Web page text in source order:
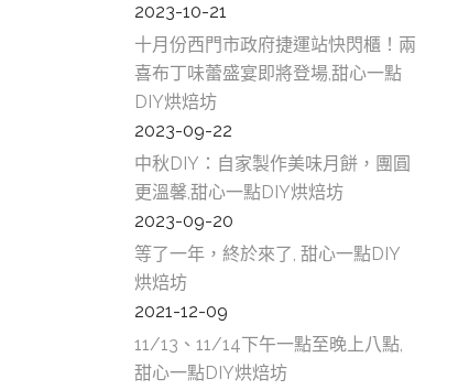
2023-10-21
十月份西門市政府捷運站快閃櫃！兩
喜布丁味蕾盛宴即將登場,甜心一點
DIY烘焙坊
2023-09-22
中秋DIY：自家製作美味月餅，團圓
更溫馨,甜心一點DIY烘焙坊
2023-09-20
等了一年，終於來了, 甜心一點DIY
烘焙坊
2021-12-09
11/13、11/14下午一點至晚上八點,
甜心一點DIY烘焙坊